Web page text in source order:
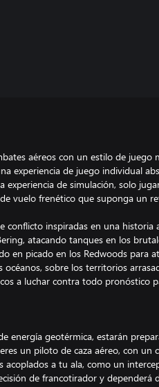
aéreos con un estilo de juego
experiencia de juego individual
de simulación, solo
vuelo frenético que suponga un
conflicto inspiradas en una historia
atacando tanques en los
en picado en los Redwoods para
sobre los territorios
a luchar contra todo pronóstico
energía geotérmica, estarán
un piloto de caza aéreo, con un
acoplados a tu ala, como un
de francotirador y dependerá